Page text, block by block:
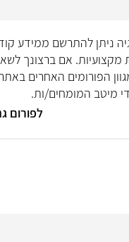
ניתן להתרשם ממידע
מקצועיות. אם ברצונך
הפורומים האחרים
מיטב המומחים/ות.
לפורום